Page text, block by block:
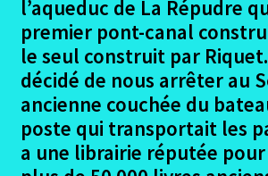
Creon – Thoneins canal
Thoneins – Castelsarrasin
Castelsarrasin – Port
garonne
l’aqueduc de La Répudre
premier pont-canal
le seul construit par
décidé de nous arrêter au
ancienne couchée du
poste qui transportait les
a une librairie réputée